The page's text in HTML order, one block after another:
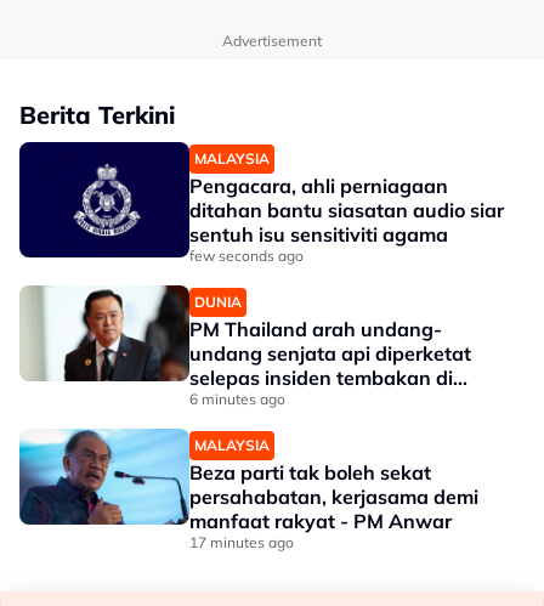
Advertisement
Berita Terkini
MALAYSIA
Pengacara, ahli perniagaan
ditahan bantu siasatan audio siar
sentuh isu sensitiviti agama
few seconds ago
DUNIA
PM Thailand arah undang-
undang senjata api diperketat
selepas insiden tembakan di
sekolah
6 minutes ago
MALAYSIA
Beza parti tak boleh sekat
persahabatan, kerjasama demi
manfaat rakyat - PM Anwar
17 minutes ago